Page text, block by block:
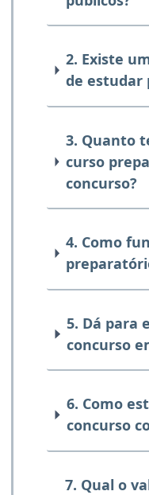
2. Existe
de estudar
3. Quanto
curso
concurso?
4. Como
5. Dá para
concurso
6. Como
concurso
7. Qual o